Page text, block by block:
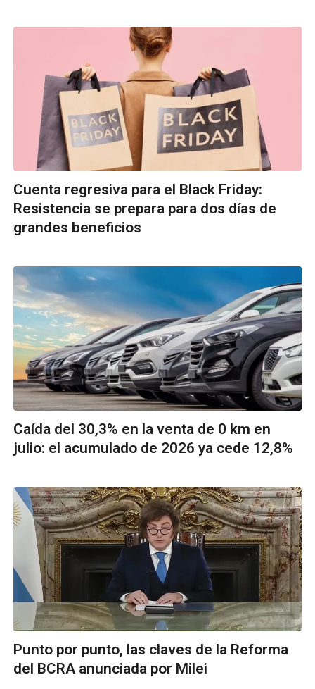
Cuenta regresiva para el Black Friday:
Resistencia se prepara para dos días de
grandes beneficios
Caída del 30,3% en la venta de 0 km en
julio: el acumulado de 2026 ya cede 12,8%
Punto por punto, las claves de la Reforma
del BCRA anunciada por Milei